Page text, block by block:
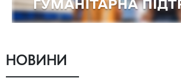
НОВИНИ